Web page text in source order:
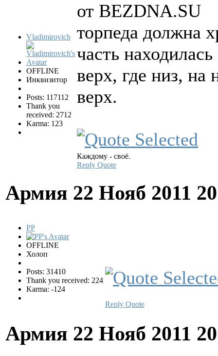
Vladimirovich
OFFLINE
Инквизитор
Posts: 117112
Thank you
received: 2712
Karma: 123
от BEZDNA.SU
торпеда должна
часть
верх, где низ, на
верх.
Каждому - своё.
Reply Quote
Армия 22 Нояб 2011
PP
OFFLINE
Холоп
Posts: 31410
Thank you received: 224
Karma: -124
Reply Quote
Армия 22 Нояб 2011